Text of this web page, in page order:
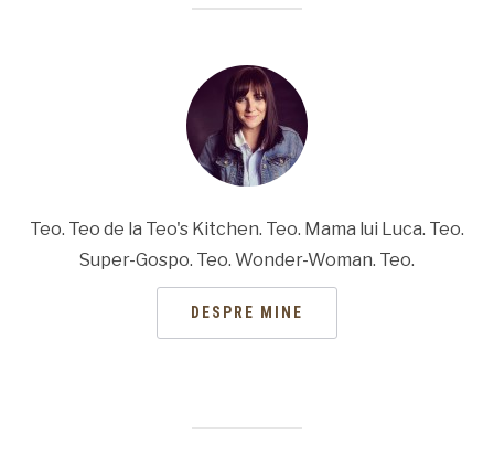
Teo. Teo de la Teo's Kitchen. Teo. Mama lui Luca. Teo.
Super-Gospo. Teo. Wonder-Woman. Teo.
DESPRE MINE